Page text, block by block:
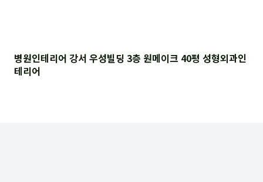
병원인테리어 강서 우성빌딩 3층 원메이크 40평 성형외과인
테리어